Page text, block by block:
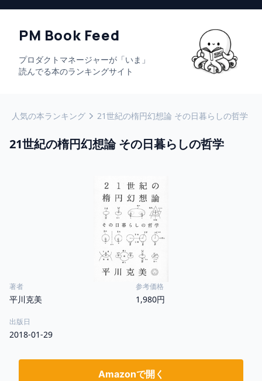
PM Book Feed
プロダクトマネージャーが「いま」
読んでる本のランキングサイト
人気の本ランキング 21世紀の楕円幻想論 その日暮らしの哲学
21世紀の楕円幻想論 その日暮らしの哲学
著者
平川克美
参考価格
1,980円
出版日
2018-01-29
Amazonで開く